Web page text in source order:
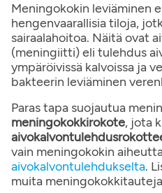
Meningokokin leviäminen
hengenvaarallisia tiloja,
sairaalahoitoa. Näitä ovat
(meningiitti) eli tulehdus
ympäröivissä kalvoissa ja
bakteerin leviäminen
Paras tapa suojautua
meningokokkirokote, jota
vain meningokokin
aivokalvontulehdukselta.
muita